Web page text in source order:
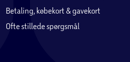
Betaling, købekort & gavekort
Ofte stillede spørgsmål